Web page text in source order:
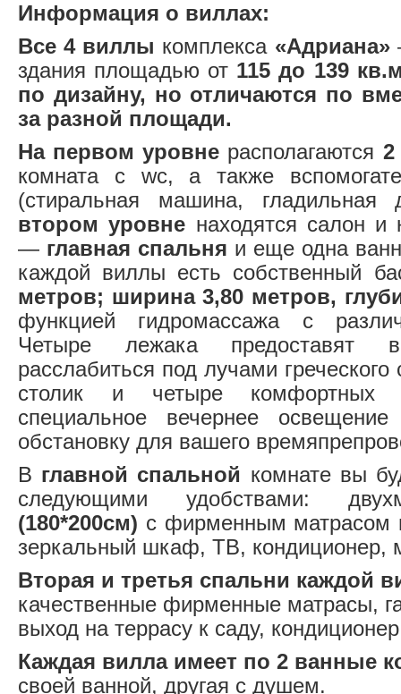
Информация о виллах:
Все 4 виллы комплекса «Адриана»
здания площадью от 115 до 139
по дизайну, но отличаются по
за разной площади.
На первом уровне располагаются 2
комната с wc, а также
(стиральная машина,
втором уровне находятся салон и
— главная спальня и еще одна
каждой виллы есть собственный
метров; ширина 3,80 метров,
функцией гидромассажа с
Четыре лежака предоставят
расслабиться под лучами
столик и четыре
специальное вечернее
обстановку для вашего
В главной спальной комнате вы
следующими удобствами:
(180*200см) с фирменным матрасом
зеркальный шкаф, ТВ, кондиционер,
Вторая и третья спальни каждой
качественные фирменные матрасы,
выход на террасу к саду,
Каждая вилла имеет по 2 ванные
своей ванной, другая с душем.